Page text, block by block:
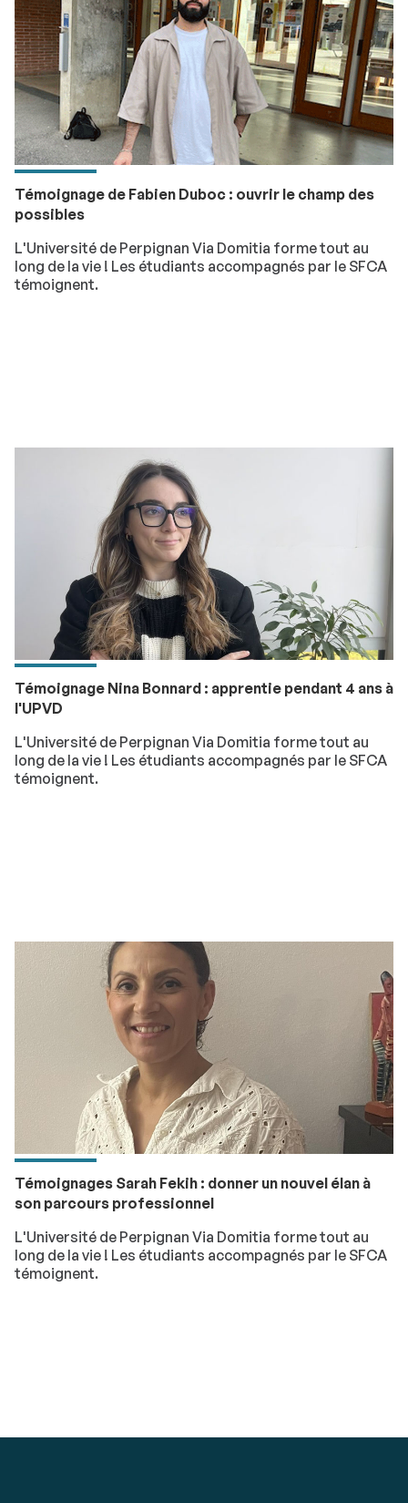
Témoignage de Fabien Duboc : ouvrir le champ des
possibles
L'Université de Perpignan Via Domitia forme tout au
long de la vie ! Les étudiants accompagnés par le SFCA
témoignent.
Témoignage Nina Bonnard : apprentie pendant 4 ans à
l'UPVD
L'Université de Perpignan Via Domitia forme tout au
long de la vie ! Les étudiants accompagnés par le SFCA
témoignent.
Témoignages Sarah Fekih : donner un nouvel élan à
son parcours professionnel
L'Université de Perpignan Via Domitia forme tout au
long de la vie ! Les étudiants accompagnés par le SFCA
témoignent.